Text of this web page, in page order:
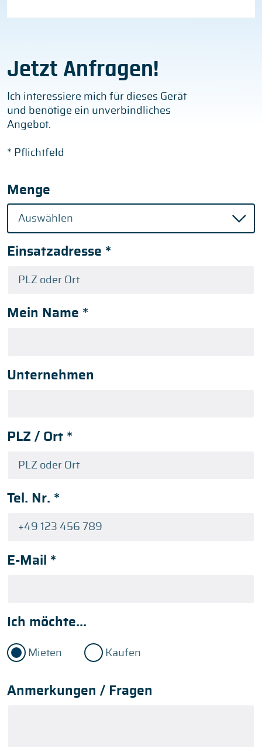
Jetzt Anfragen!
Ich interessiere mich für dieses Gerät
und benötige ein unverbindliches
Angebot.
* Pflichtfeld
Menge
Einsatzadresse *
Mein Name *
Unternehmen
PLZ / Ort *
Tel. Nr. *
E-Mail *
Ich möchte...
Mieten Kaufen
Anmerkungen / Fragen